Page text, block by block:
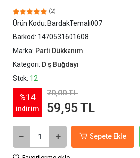
(2)
Ürün Kodu: BardakTemalı007
Barkod: 1470531601608
Marka: Parti Dükkanım
Kategori: Diş Buğdayı
Stok: 12
%14
indirim
70,00 TL
59,95 TL
Sepete Ekle